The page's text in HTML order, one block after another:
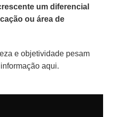
um diferencial
ou área de
e objetividade pesam
aqui.